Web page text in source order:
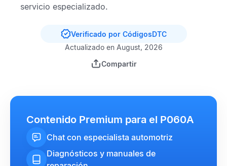
servicio especializado.
Verificado por CódigosDTC
Actualizado en August, 2026
Compartir
Contenido Premium para el P060A
Chat con especialista automotriz
Diagnósticos y manuales de